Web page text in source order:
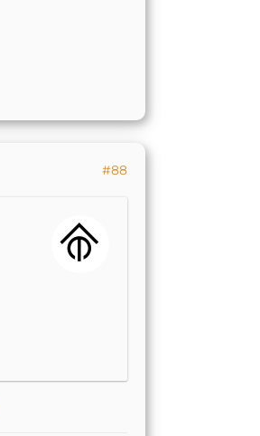
#88